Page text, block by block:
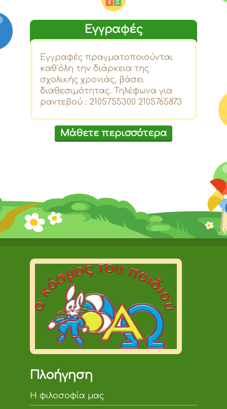
Εγγραφές
Εγγραφές πραγματοποιούνται
καθ'όλη την διάρκεια της
σχολικής χρονιάς, βάσει
διαθεσιμότητας. Τηλέφωνα για
ραντεβού : 2105755300 2105765873
Μάθετε περισσότερα
Πλοήγηση
Η φιλοσοφία μας